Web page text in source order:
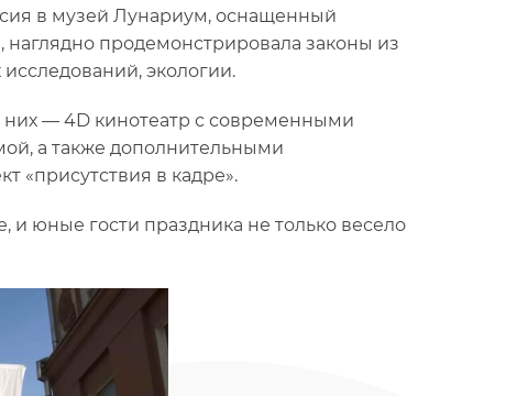
в музей Лунариум, оснащенный
продемонстрировала законы из
экологии.
— 4D кинотеатр с современными
а также дополнительными
«присутствия в кадре».
и юные гости праздника не только весело